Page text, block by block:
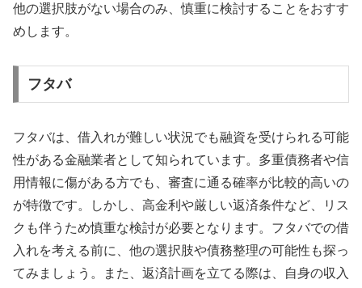
他の選択肢がない場合のみ、慎重に検討することをおすす
めします。
フタバ
フタバは、借入れが難しい状況でも融資を受けられる可能
性がある金融業者として知られています。多重債務者や信
用情報に傷がある方でも、審査に通る確率が比較的高いの
が特徴です。しかし、高金利や厳しい返済条件など、リス
クも伴うため慎重な検討が必要となります。フタバでの借
入れを考える前に、他の選択肢や債務整理の可能性も探っ
てみましょう。また、返済計画を立てる際は、自身の収入